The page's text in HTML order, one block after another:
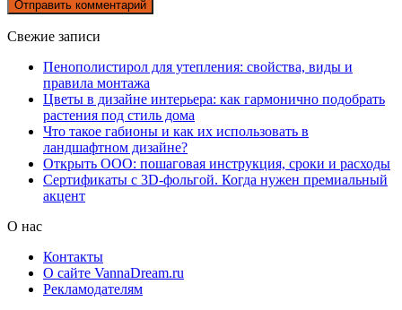
Свежие записи
Пенополистирол для утепления: свойства, виды и
правила монтажа
Цветы в дизайне интерьера: как гармонично подобрать
растения под стиль дома
Что такое габионы и как их использовать в
ландшафтном дизайне?
Открыть ООО: пошаговая инструкция, сроки и расходы
Сертификаты с 3D-фольгой. Когда нужен премиальный
акцент
О нас
Контакты
О сайте VannaDream.ru
Рекламодателям